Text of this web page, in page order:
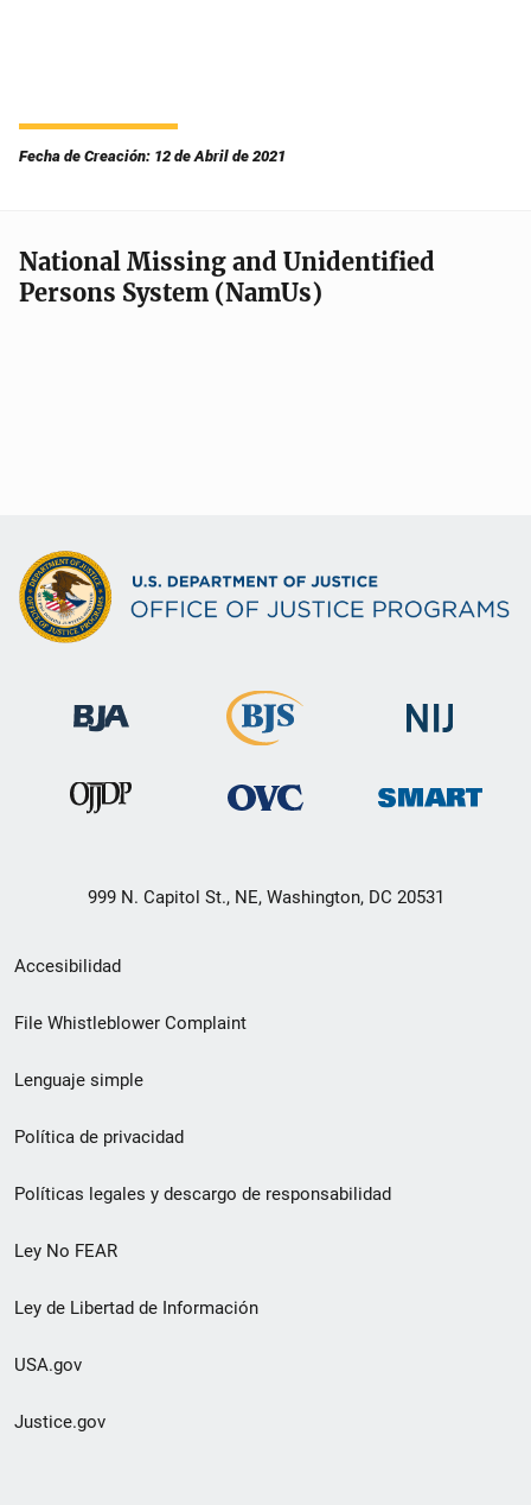
Fecha de Creación: 12 de Abril de 2021
National Missing and Unidentified
Persons System (NamUs)
999 N. Capitol St., NE, Washington, DC 20531
Menú
de
de
pie
de
página
Accesibilidad
File Whistleblower Complaint
Lenguaje simple
Política de privacidad
Políticas legales y descargo de responsabilidad
Ley No FEAR
Ley de Libertad de Información
USA.gov
Justice.gov